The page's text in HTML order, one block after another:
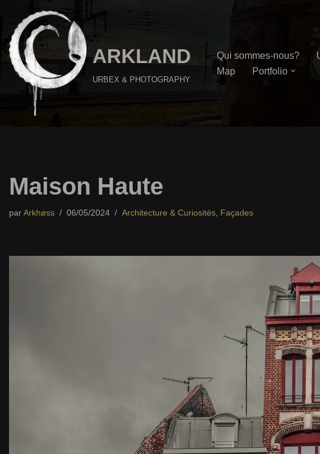
Aller
au
contenu
ARKLAND
URBEX & PHOTOGRAPHY
Qui sommes-nous?
Map
Portfolio
Maison Haute
parArkhøss 06/05/2024 Architecture & Curiosités Façades